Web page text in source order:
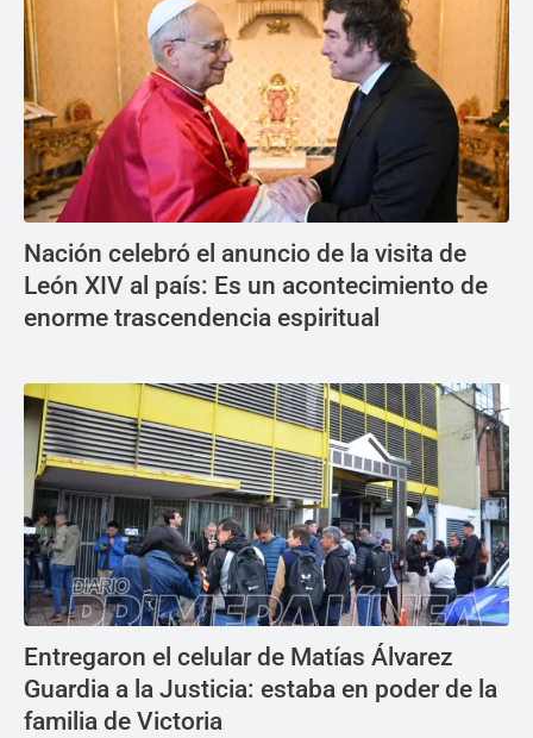
Nación celebró el anuncio de la visita de
León XIV al país: Es un acontecimiento de
enorme trascendencia espiritual
Entregaron el celular de Matías Álvarez
Guardia a la Justicia: estaba en poder de la
familia de Victoria